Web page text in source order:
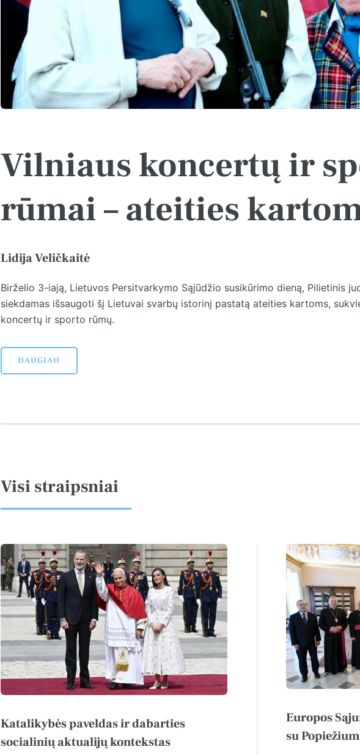
Vilniaus koncertų ir
rūmai – ateities
Lidija Veličkaitė
Birželio 3-iają, Lietuvos Persitvarkymo Sąjūdžio susikūrimo dieną, Pilietinis
siekdamas išsaugoti šį Lietuvai svarbų istorinį pastatą ateities kartoms,
koncertų ir sporto rūmų.
DAUGIAU
Visi straipsniai
Katalikybės paveldas ir dabarties
socialinių aktualijų kontekstas
Europos
su